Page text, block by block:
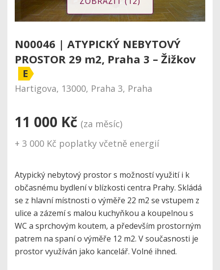
N00046 | ATYPICKÝ NEBYTOVÝ
PROSTOR 29 m2, Praha 3 – Žižkov
E
Hartigova, 13000, Praha 3, Praha
11 000 Kč (za měsíc)
+ 3 000 Kč poplatky včetně energií
Atypický nebytový prostor s možností využití i k
občasnému bydlení v blízkosti centra Prahy. Skládá
se z hlavní místnosti o výměře 22 m2 se vstupem z
ulice a zázemí s malou kuchyňkou a koupelnou s
WC a sprchovým koutem, a především prostorným
patrem na spaní o výměře 12 m2. V současnosti je
prostor využíván jako kancelář. Volné ihned.